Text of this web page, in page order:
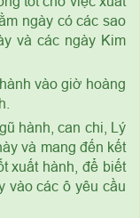
ngày có các sao
và các ngày Kim
vào giờ hoàng
hành, can chi, Lý
và mang đến kết
xuất hành, để biết
vào các ô yêu cầu